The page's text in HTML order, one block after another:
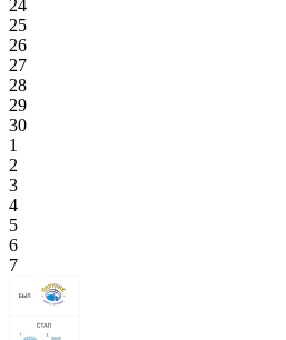
24
25
26
27
28
29
30
1
2
3
4
5
6
7